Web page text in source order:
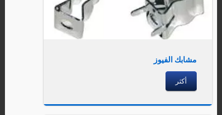
مشابك الفيوز
أكثر